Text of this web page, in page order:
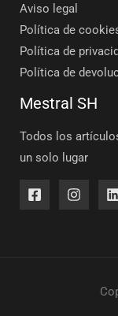
Aviso legal
Política de
Política de
Política de
Mestral SH
Todos los
un solo lugar